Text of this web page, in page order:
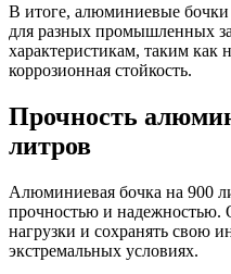
В итоге, алюминиевые
для разных промышленных
характеристикам, таким как
коррозионная стойкость.
Прочность
литров
Алюминиевая бочка на 900
прочностью и надежностью.
нагрузки и сохранять свою
экстремальных условиях.